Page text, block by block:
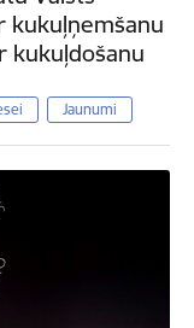
kukuļņemšanu
kukuļdošanu
Jaunumi